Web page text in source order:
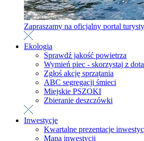
Zapraszamy na oficjalny portal
Ekologia
Sprawdź jakość powietrza
Wymień piec - skorzystaj z
Zgłoś akcję sprzątania
ABC segregacji śmieci
Miejskie PSZOKI
Zbieranie deszczówki
Inwestycje
Kwartalne prezentacje
Mapa inwestycji